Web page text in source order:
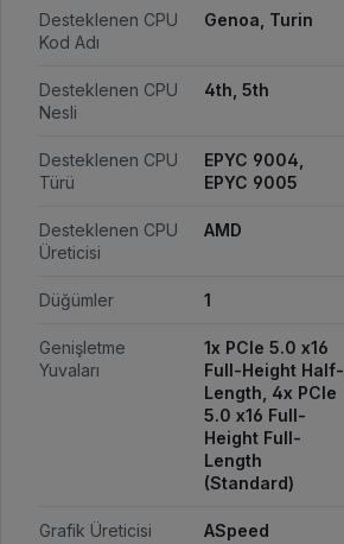
Desteklenen CPU
Kod Adı
Genoa, Turin
Desteklenen CPU
Nesli
4th, 5th
Desteklenen CPU
Türü
EPYC 9004,
EPYC 9005
Desteklenen CPU
Üreticisi
AMD
Düğümler 1
Genişletme
Yuvaları
1x PCIe 5.0 x16
Full-Height Half-
Length, 4x PCIe
5.0 x16 Full-
Height Full-
Length
(Standard)
Grafik Üreticisi ASpeed